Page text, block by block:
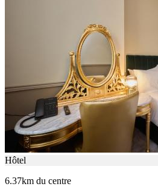
Hôtel
6.37km du centre